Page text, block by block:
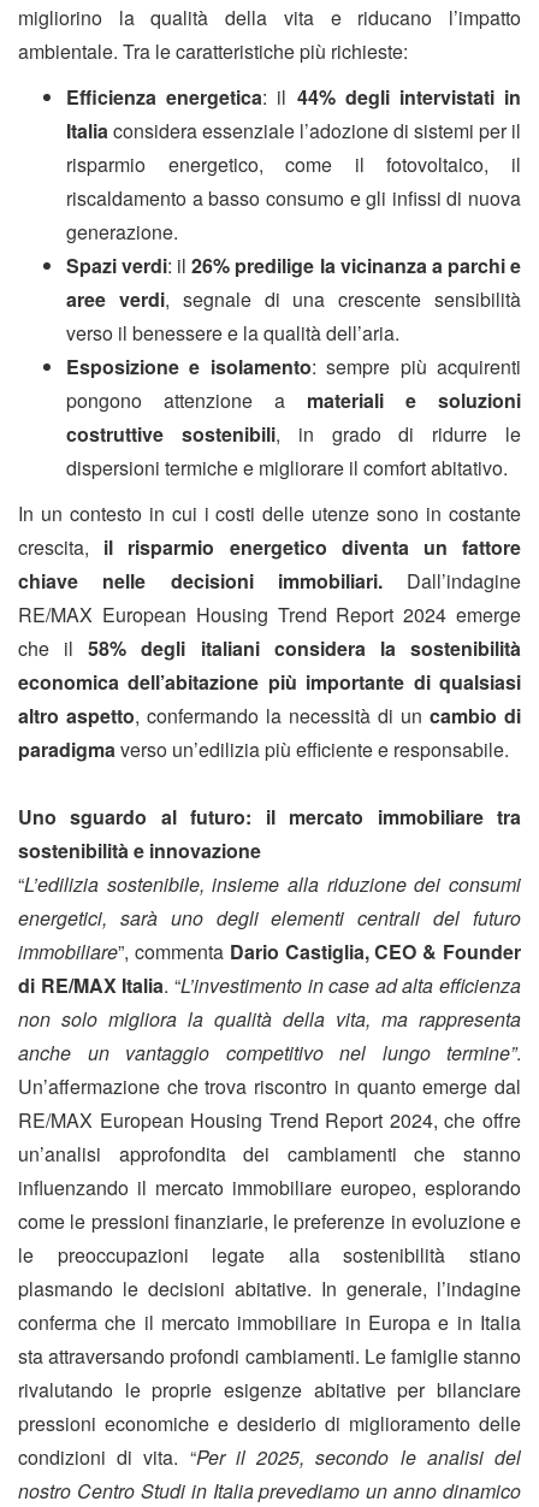
migliorino la qualità della vita e riducano l’impatto
ambientale. Tra le caratteristiche più richieste:
Efficienza energetica: il 44% degli intervistati in
Italiaconsidera essenziale l’adozione di sistemi per il
risparmio energetico, come il fotovoltaico, il
riscaldamento a basso consumo e gli infissi di nuova
generazione.
Spazi verdi: il26% predilige la vicinanza a parchi e
aree verdi, segnale di una crescente sensibilità
verso il benessere e la qualità dell’aria.
Esposizione e isolamento: sempre più acquirenti
pongono attenzione a materiali e soluzioni
costruttive sostenibili, in grado di ridurre le
dispersioni termiche e migliorare il comfort abitativo.
In un contesto in cui i costi delle utenze sono in costante
crescita, il risparmio energetico diventa un fattore
chiave nelle decisioni immobiliari.Dall’indagine
RE/MAX European Housing Trend Report 2024 emerge
che il58% degli italiani considera la sostenibilità
economica dell’abitazione più importante di qualsiasi
altro aspetto, confermando la necessità di un cambio di
paradigmaverso un’edilizia più efficiente e responsabile.
Uno sguardo al futuro: il mercato immobiliare tra
sostenibilità e innovazione
“L’edilizia sostenibile, insieme alla riduzione dei consumi
energetici, sarà uno degli elementi centrali del futuro
immobiliare”, commenta Dario Castiglia, CEO & Founder
di RE/MAX Italia. “L’investimento in case ad alta efficienza
non solo migliora la qualità della vita, ma rappresenta
anche un vantaggio competitivo nel lungo termine”.
Un’affermazione che trova riscontro in quanto emerge dal
RE/MAX European Housing Trend Report 2024, che offre
un’analisi approfondita dei cambiamenti che stanno
influenzando il mercato immobiliare europeo, esplorando
come le pressioni finanziarie, le preferenze in evoluzione e
le preoccupazioni legate alla sostenibilità stiano
plasmando le decisioni abitative. In generale, l’indagine
conferma che il mercato immobiliare in Europa e in Italia
sta attraversando profondi cambiamenti. Le famiglie stanno
rivalutando le proprie esigenze abitative per bilanciare
pressioni economiche e desiderio di miglioramento delle
condizioni di vita. “Per il 2025, secondo le analisi del
nostro Centro Studi in Italia prevediamo un anno dinamico